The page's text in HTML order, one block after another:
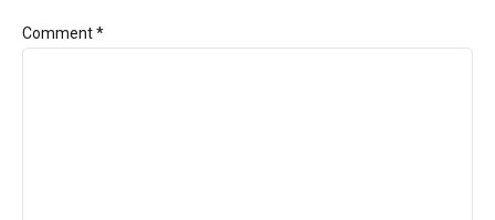
Comment*